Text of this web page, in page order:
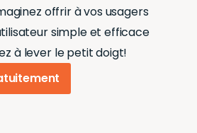
offrir à vos usagers
simple et efficace
à lever le petit doigt!